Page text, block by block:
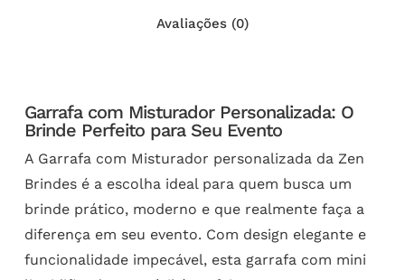
Avaliações (0)
Garrafa com Misturador Personalizada: O
Brinde Perfeito para Seu Evento
A Garrafa com Misturador personalizada da Zen
Brindes é a escolha ideal para quem busca um
brinde prático, moderno e que realmente faça a
diferença em seu evento. Com design elegante e
funcionalidade impecável, esta garrafa com mini